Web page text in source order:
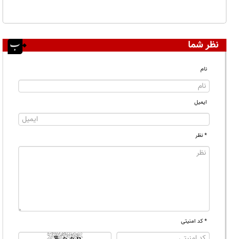
نظر شما
نام
ایمیل
* نظر
* کد امنیتی